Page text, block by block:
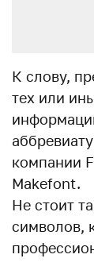
К слову,
тех или
компании
Makefont.
Не стоит
символов,